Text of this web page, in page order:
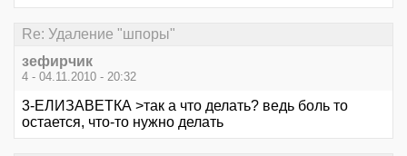
Re: Удаление "шпоры"
зефирчик
4 - 04.11.2010 - 20:32
3-ЕЛИЗАВЕТКА >так а что делать? ведь боль то
остается, что-то нужно делать